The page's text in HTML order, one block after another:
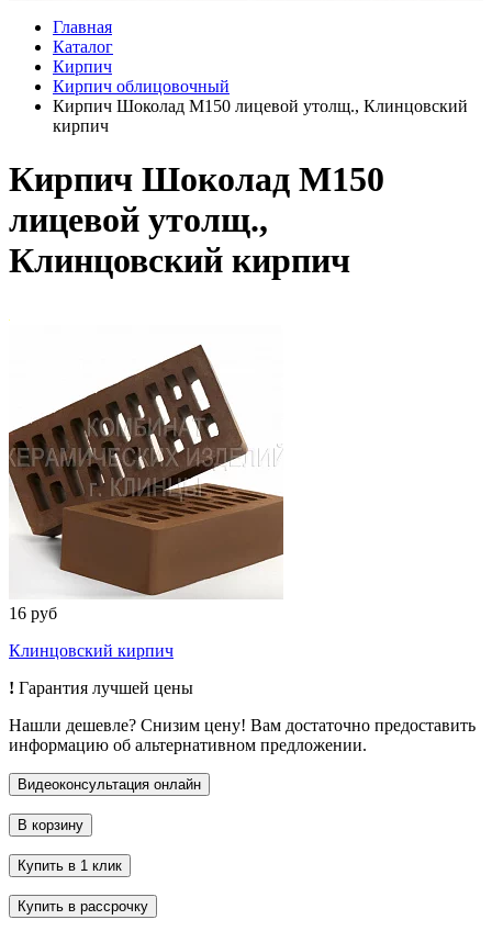
Главная
Каталог
Кирпич
Кирпич облицовочный
Кирпич Шоколад М150 лицевой утолщ., Клинцовский
кирпич
Кирпич Шоколад М150
лицевой утолщ.,
Клинцовский кирпич
16 руб
Клинцовский кирпич
! Гарантия лучшей цены
Нашли дешевле? Снизим цену! Вам достаточно предоставить
информацию об альтернативном предложении.